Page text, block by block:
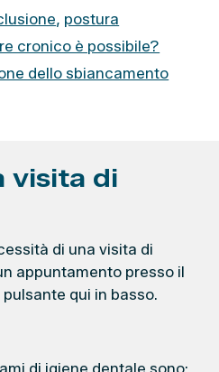
, postura
cronico è possibile?
dello sbiancamento
visita di
di una visita di
appuntamento presso il
qui in basso.
di igiene dentale sono: